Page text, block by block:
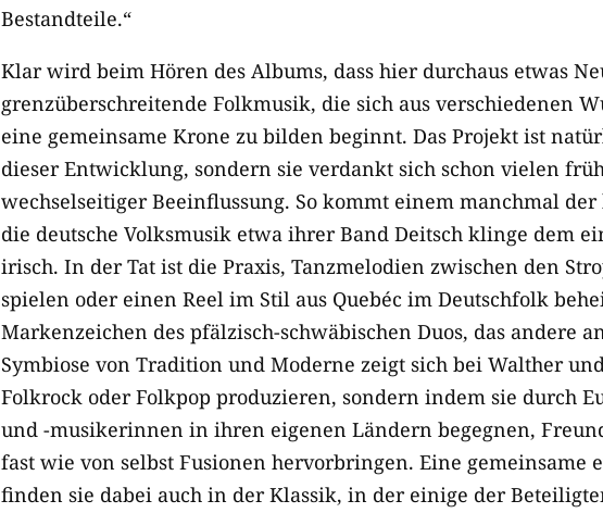
Bestandteile.“
Klar wird beim Hören des Albums, dass hier durchaus etwas
grenzüberschreitende Folkmusik, die sich aus verschiedenen
eine gemeinsame Krone zu bilden beginnt. Das Projekt ist
dieser Entwicklung, sondern sie verdankt sich schon vielen
wechselseitiger Beeinflussung. So kommt einem manchmal
die deutsche Volksmusik etwa ihrer Band Deitsch klinge dem
irisch. In der Tat ist die Praxis, Tanzmelodien zwischen den
spielen oder einen Reel im Stil aus Quebéc im Deutschfolk
Markenzeichen des pfälzisch-schwäbischen Duos, das andere
Symbiose von Tradition und Moderne zeigt sich bei Walther
Folkrock oder Folkpop produzieren, sondern indem sie durch
und -musikerinnen in ihren eigenen Ländern begegnen,
fast wie von selbst Fusionen hervorbringen. Eine gemeinsame
finden sie dabei auch in der Klassik, in der einige der